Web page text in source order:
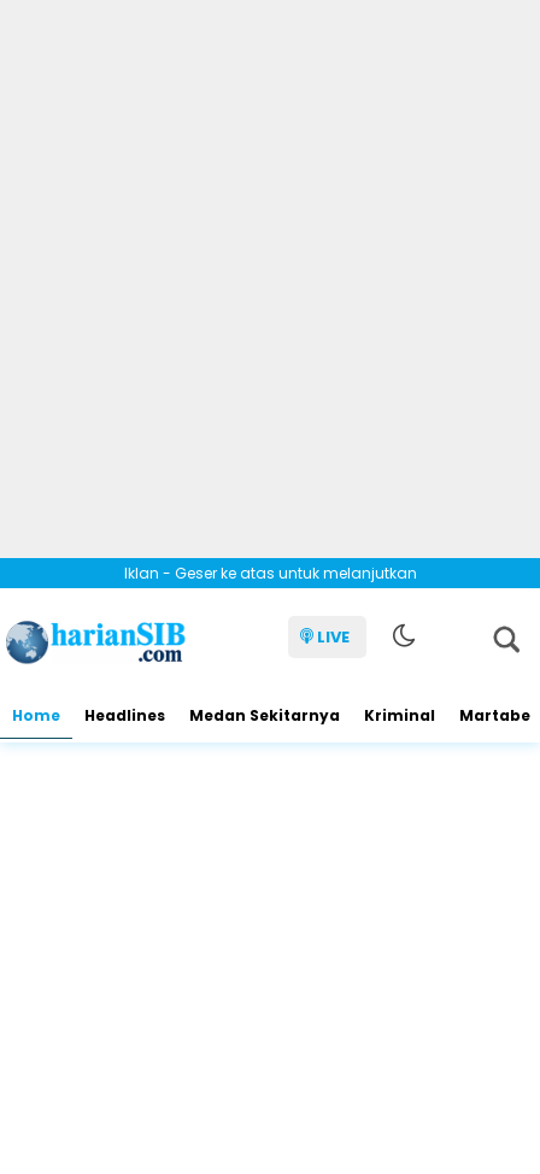
Iklan - Geser ke atas untuk melanjutkan
LIVE
Home Headlines Medan Sekitarnya Kriminal Martabe